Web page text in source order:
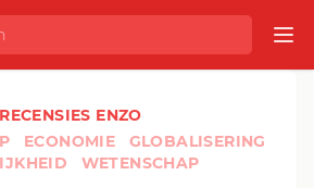
RECENSIES ENZO
ECONOMIE
GLOBALISERING
WETENSCHAP